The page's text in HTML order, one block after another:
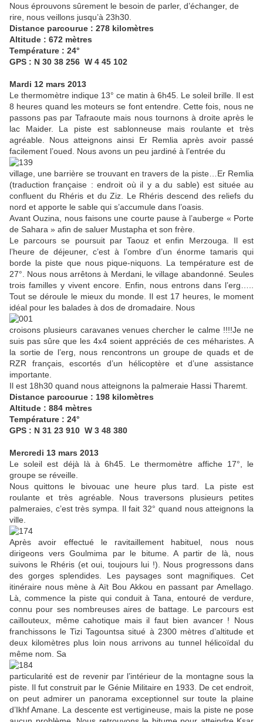
Nous éprouvons sûrement le besoin de parler, d’échanger, de
rire, nous veillons jusqu’à 23h30.
Distance parcourue : 278 kilomètres
Altitude : 672 mètres
Température : 24°
GPS : N 30 38 256 W 4 45 102
Mardi 12 mars 2013
Le thermomètre indique 13° ce matin à 6h45. Le soleil brille. Il est
8 heures quand les moteurs se font entendre. Cette fois, nous ne
passons pas par Tafraoute mais nous tournons à droite après le
lac Maider. La piste est sablonneuse mais roulante et très
agréable. Nous atteignons ainsi Er Remlia après avoir passé
facilement l’oued. Nous avons un peu jardiné à l’entrée du
village, une barrière se trouvant en travers de la piste…Er Remlia
(traduction française : endroit où il y a du sable) est située au
confluent du Rhéris et du Ziz. Le Rhéris descend des reliefs du
nord et apporte le sable qui s’accumule dans l’oasis.
Avant Ouzina, nous faisons une courte pause à l’auberge « Porte
de Sahara » afin de saluer Mustapha et son frère.
Le parcours se poursuit par Taouz et enfin Merzouga. Il est
l’heure de déjeuner, c’est à l’ombre d’un énorme tamaris qui
borde la piste que nous pique-niquons. La température est de
27°. Nous nous arrêtons à Merdani, le village abandonné. Seules
trois familles y vivent encore. Enfin, nous entrons dans l’erg…..
Tout se déroule le mieux du monde. Il est 17 heures, le moment
idéal pour les balades à dos de dromadaire. Nous
croisons plusieurs caravanes venues chercher le calme !!!!Je ne
suis pas sûre que les 4x4 soient appréciés de ces méharistes. A
la sortie de l’erg, nous rencontrons un groupe de quads et de
RZR français, escortés d’un hélicoptère et d’une assistance
importante.
Il est 18h30 quand nous atteignons la palmeraie Hassi Tharemt.
Distance parcourue : 198 kilomètres
Altitude : 884 mètres
Température : 24°
GPS : N 31 23 910 W 3 48 380
Mercredi 13 mars 2013
Le soleil est déjà là à 6h45. Le thermomètre affiche 17°, le
groupe se réveille.
Nous quittons le bivouac une heure plus tard. La piste est
roulante et très agréable. Nous traversons plusieurs petites
palmeraies, c’est très sympa. Il fait 32° quand nous atteignons la
ville.
Après avoir effectué le ravitaillement habituel, nous nous
dirigeons vers Goulmima par le bitume. A partir de là, nous
suivons le Rhéris (et oui, toujours lui !). Nous progressons dans
des gorges splendides. Les paysages sont magnifiques. Cet
itinéraire nous mène à Aït Bou Akkou en passant par Amellago.
Là, commence la piste qui conduit à Tana, entouré de verdure,
connu pour ses nombreuses aires de battage. Le parcours est
caillouteux, même cahotique mais il faut bien avancer ! Nous
franchissons le Tizi Tagountsa situé à 2300 mètres d’altitude et
deux kilomètres plus loin nous arrivons au tunnel hélicoïdal du
même nom. Sa
particularité est de revenir par l’intérieur de la montagne sous la
piste. Il fut construit par le Génie Militaire en 1933. De cet endroit,
on peut admirer un panorama exceptionnel sur toute la plaine
d’Ikhf Amane. La descente est vertigineuse, mais la piste ne pose